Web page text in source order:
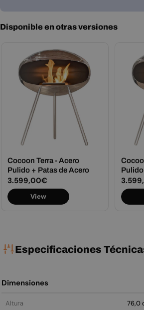
Disponible en otras versiones
Cocoon Terra - Acero
Pulido + Patas de Acero
Precio
habitual
3.599,00€
View
Precio
Especificaciones
Dimensiones
Altura